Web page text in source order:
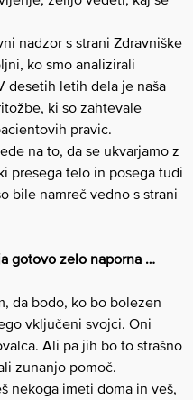
nadzor s strani Zdravniške
ko smo analizirali
desetih letih dela je naša
ki so zahtevale
pravic.
na to, da se ukvarjamo z
presega telo in posega tudi
bile namreč vedno s strani
gotovo zelo naporna …
da bodo, ko bo bolezen
vključeni svojci. Oni
Ali pa jih bo to strašno
zunanjo pomoč.
nekoga imeti doma in veš,